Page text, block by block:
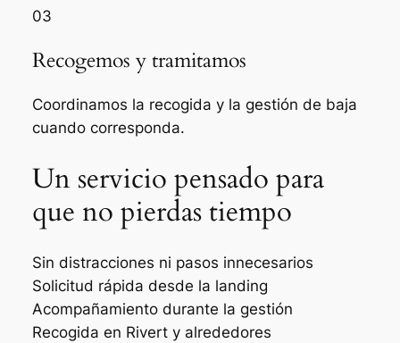
03
Recogemos y tramitamos
Coordinamos la recogida y la gestión de baja
cuando corresponda.
Un servicio pensado para
que no pierdas tiempo
Sin distracciones ni pasos innecesarios
Solicitud rápida desde la landing
Acompañamiento durante la gestión
Recogida en Rivert y alrededores